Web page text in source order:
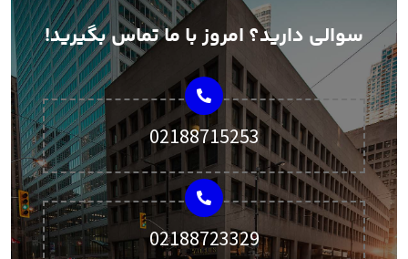
سوالی دارید؟ امروز با ما تماس بگیرید!
02188715253
02188723329